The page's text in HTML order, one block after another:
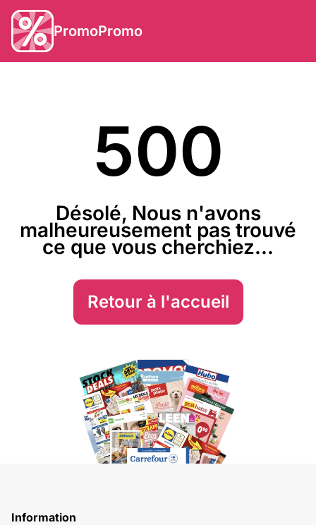
PromoPromo
500
Désolé, Nous n'avons
malheureusement pas trouvé
ce que vous cherchiez...
Retour à l'accueil
Information